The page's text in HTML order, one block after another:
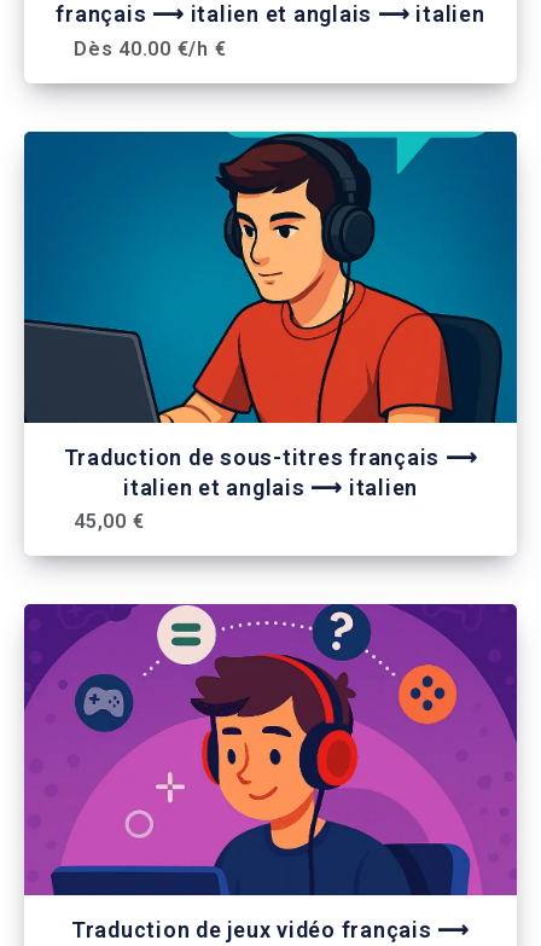
français ⟶ italien et anglais ⟶ italien
Dès 40.00 €/h €
Traduction de sous-titres français ⟶
italien et anglais ⟶ italien
45,00 €
Traduction de jeux vidéo français ⟶